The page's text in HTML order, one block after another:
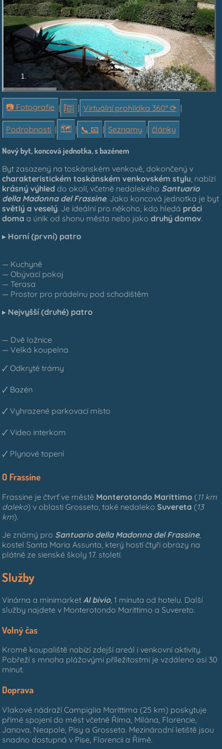
1.
📷 Fotografie | | Virtuální prohlídka 360° ⟳ |
Podrobnosti | 🗺 | 📞︎ 📧 | Seznamy | články
Nový byt, koncová jednotka, s bazénem
Byt zasazený na toskánském venkově, dokončený v
charakteristickém toskánském venkovském stylu , nabízí
krásný výhled do okolí, včetně nedalekého Santuario
della Madonna del Frassine. Jako koncová jednotka je byt
světlý a veselý. Je ideální pro někoho, kdo hledá práci
doma a únik od shonu města nebo jakodruhý domov.
▸ Horní (první) patro
— Kuchyně
— Obývací pokoj
— Terasa
— Prostor pro prádelnu pod schodištěm
▸ Nejvyšší (druhé) patro
— Dvě ložnice
— Velká koupelna
🗸 Odkryté trámy
🗸 Bazén
🗸 Vyhrazené parkovací místo
🗸 Video interkom
🗸 Plynové topení
O Frassine
Frassine je čtvrť ve městě Monterotondo Marittimo (11 km
daleko) v oblasti Grosseto, také nedalekoSuvereta (13
km).
Je známý pro Santuario della Madonna del Frassine,
kostel Santa Maria Assunta, který hostí čtyři obrazy na
plátně ze sienské školy 17. století.
Služby
Vinárna a minimarketAl bivio, 1 minuta od hotelu. Další
služby najdete v Monterotondo Marittimo a Suvereto.
Volný čas
Kromě koupaliště nabízí zdejší areál i venkovní aktivity.
Pobřeží s mnoha plážovými příležitostmi je vzdáleno asi 30
minut.
Doprava
Vlakové nádraží Campiglia Marittima (25 km) poskytuje
přímé spojení do měst včetně Říma, Milána, Florencie,
Janova, Neapole, Pisy a Grosseta. Mezinárodní letiště jsou
snadno dostupná v Pise, Florencii a Římě.